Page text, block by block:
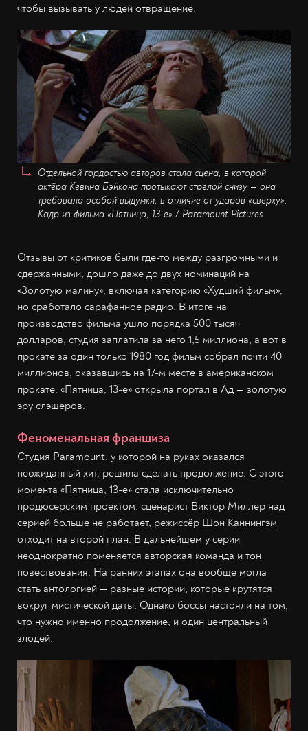
чтобы вызывать у людей отвращение.
Отдельной гордостью авторов стала сцена, в которой
актёра Кевина Бэйкона протыкают стрелой снизу — она
требовала особой выдумки, в отличие от ударов «сверху».
Кадр из фильма «Пятница, 13-е» / Paramount Pictures
Отзывы от критиков были где-то между разгромными и
сдержанными, дошло даже до двух номинаций на
«Золотую малину», включая категорию «Худший фильм»,
но сработало сарафанное радио. В итоге на
производство фильма ушло порядка 500 тысяч
долларов, студия заплатила за него 1,5 миллиона, а вот в
прокате за один только 1980 год фильм собрал почти 40
миллионов, оказавшись на 17-м месте в американском
прокате. «Пятница, 13-е» открыла портал в Ад — золотую
эру слэшеров.
Феноменальная франшиза
Студия Paramount, у которой на руках оказался
неожиданный хит, решила сделать продолжение. С этого
момента «Пятница, 13-е» стала исключительно
продюсерским проектом: сценарист Виктор Миллер над
серией больше не работает, режиссёр Шон Каннингэм
отходит на второй план. В дальнейшем у серии
неоднократно поменяется авторская команда и тон
повествования. На ранних этапах она вообще могла
стать антологией — разные истории, которые крутятся
вокруг мистической даты. Однако боссы настояли на том,
что нужно именно продолжение, и один центральный
злодей.